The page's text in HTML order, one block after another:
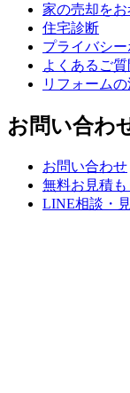
家の売却を
住宅診断
プライバシ
よくあるご質
リフォーム
お問い合わ
お問い合わせ
無料お見積も
LINE相談・